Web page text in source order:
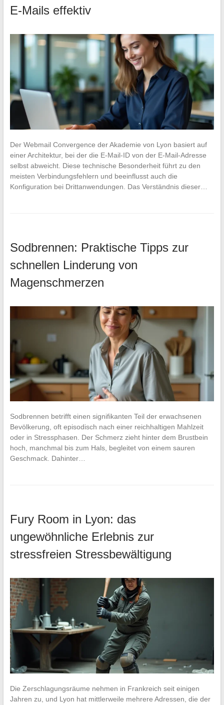
E-Mails effektiv
Der Webmail Convergence der Akademie von Lyon basiert auf
einer Architektur, bei der die E-Mail-ID von der E-Mail-Adresse
selbst abweicht. Diese technische Besonderheit führt zu den
meisten Verbindungsfehlern und beeinflusst auch die
Konfiguration bei Drittanwendungen. Das Verständnis dieser…
Sodbrennen: Praktische Tipps zur
schnellen Linderung von
Magenschmerzen
Sodbrennen betrifft einen signifikanten Teil der erwachsenen
Bevölkerung, oft episodisch nach einer reichhaltigen Mahlzeit
oder in Stressphasen. Der Schmerz zieht hinter dem Brustbein
hoch, manchmal bis zum Hals, begleitet von einem sauren
Geschmack. Dahinter…
Fury Room in Lyon: das
ungewöhnliche Erlebnis zur
stressfreien Stressbewältigung
Die Zerschlagungsräume nehmen in Frankreich seit einigen
Jahren zu, und Lyon hat mittlerweile mehrere Adressen, die der